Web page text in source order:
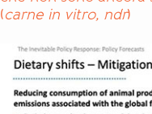
(carne in vitro, ndr)